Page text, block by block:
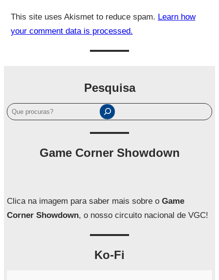
This site uses Akismet to reduce spam. Learn how
your comment data is processed.
Pesquisa
P
e
a
r
Game Corner Showdown
Clica na imagem para saber mais sobre o Game
Corner Showdown, o nosso circuito nacional de VGC!
Ko-Fi